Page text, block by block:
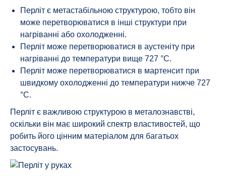
Перліт є метастабільною структурою, тобто він
може перетворюватися в інші структури при
нагріванні або охолодженні.
Перліт може перетворюватися в аустеніту при
нагріванні до температури вище 727 °C.
Перліт може перетворюватися в мартенсит при
швидкому охолодженні до температури нижче 727
°C.
Перліт є важливою структурою в металознавстві,
оскільки він має широкий спектр властивостей, що
робить його цінним матеріалом для багатьох
застосувань.